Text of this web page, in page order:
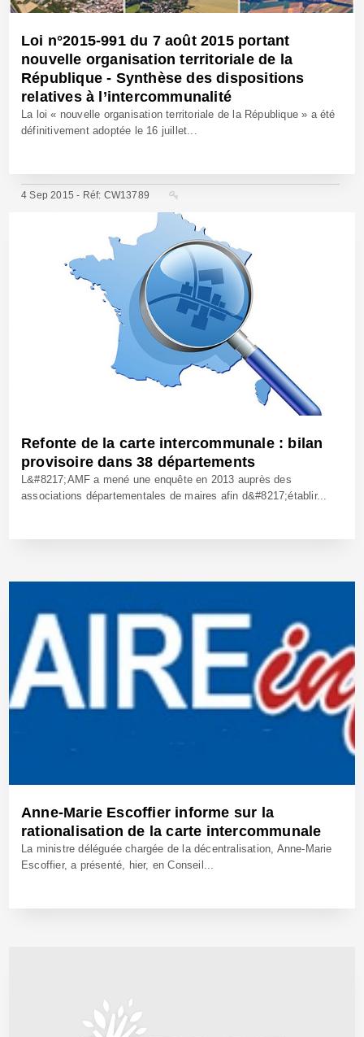
Loi n°2015-991 du 7 août 2015 portant
nouvelle organisation territoriale de la
République - Synthèse des dispositions
relatives à l’intercommunalité
La loi « nouvelle organisation territoriale de la République » a été
définitivement adoptée le 16 juillet...
4 Sep 2015 - Réf: CW13789
Refonte de la carte intercommunale : bilan
provisoire dans 38 départements
L&#8217;AMF a mené une enquête en 2013 auprès des
associations départementales de maires afin d&#8217;établir...
Anne-Marie Escoffier informe sur la
rationalisation de la carte intercommunale
La ministre déléguée chargée de la décentralisation, Anne-Marie
Escoffier, a présenté, hier, en Conseil...